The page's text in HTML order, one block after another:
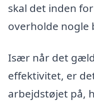
skal det inden
overholde nogle
Især når det
effektivitet, er
arbejdstøjet på,